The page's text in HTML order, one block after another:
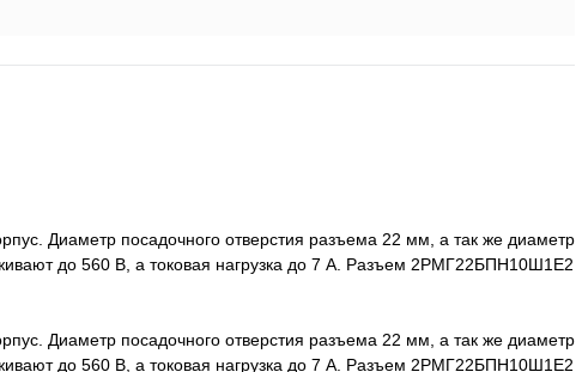
Диаметр посадочного отверстия разъема 22 мм, а так же диаметр
до 560 В, а токовая нагрузка до 7 А. Разъем 2РМГ22БПН10Ш1Е2
Диаметр посадочного отверстия разъема 22 мм, а так же диаметр
до 560 В, а токовая нагрузка до 7 А. Разъем 2РМГ22БПН10Ш1Е2